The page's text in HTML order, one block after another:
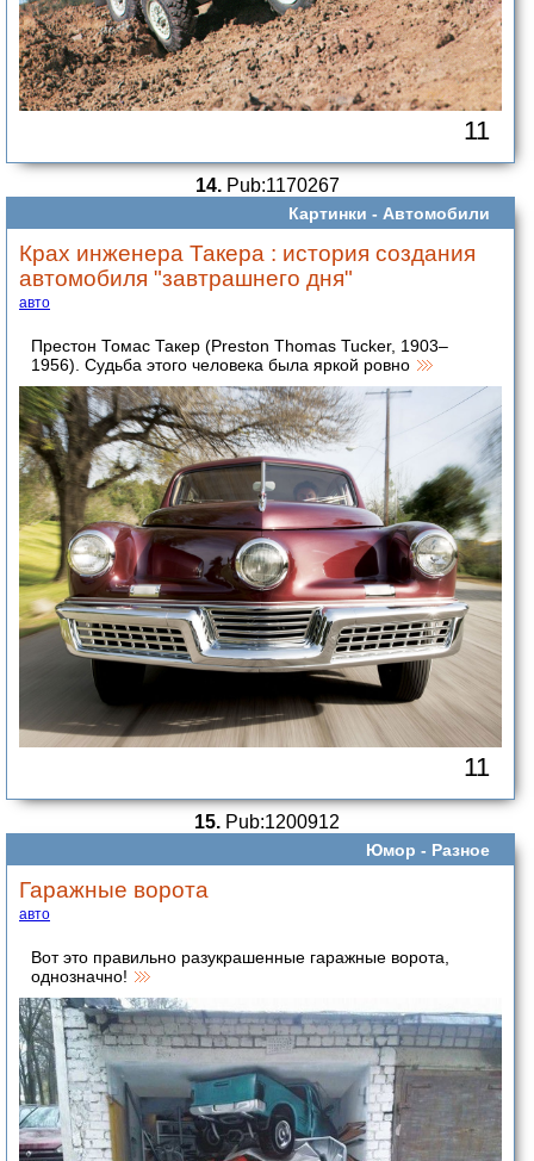
11
14.Pub:1170267
Картинки - Автомобили
Крах инженера Такера : история создания
автомобиля "завтрашнего дня"
авто
Престон Томас Такер (Preston Thomas Tucker, 1903–
1956). Судьба этого человека была яркой ровно
11
15. Pub:1200912
Юмор - Разное
Гаражные ворота
авто
Вот это правильно разукрашенные гаражные ворота,
однозначно!